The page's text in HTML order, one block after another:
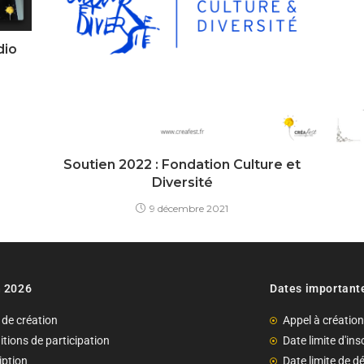
Soutien 2022 : Fondation Culture et
Diversité
9 décembre 2021
2026
création
de participation
Dates
Appel à
Date limite
Date limite de